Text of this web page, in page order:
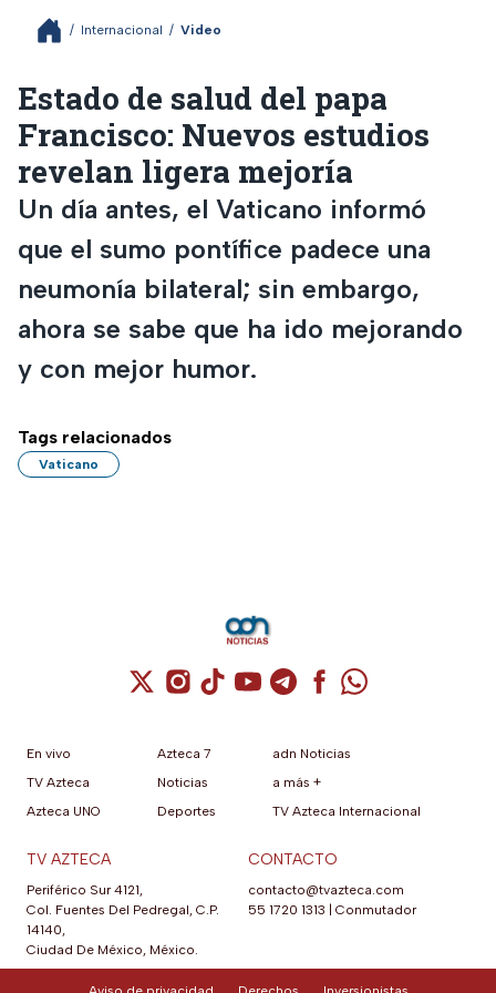
/ Internacional / Video
Estado de salud del papa
Francisco: Nuevos estudios
revelan ligera mejoría
Un día antes, el Vaticano informó
que el sumo pontífice padece una
neumonía bilateral; sin embargo,
ahora se sabe que ha ido mejorando
y con mejor humor.
Tags relacionados
Vaticano
Cuenta de X / Twitter (se abre en una
Cuenta de Instagram (se abre en una
Cuenta de TikTok (se abre en
Cuenta de YouTube (se abre
Cuenta de Telegram (se
Cuenta de
Cuenta de
En vivo
TV Azteca
Azteca UNO
Azteca 7
Noticias
Deportes
adn Noticias
a más +
TV Azteca Internacional
TV AZTECA
Periférico Sur 4121,
Col. Fuentes Del Pedregal, C.P.
14140,
Ciudad De México, México.
CONTACTO
contacto@tvazteca.com
55 1720 1313 | Conmutador